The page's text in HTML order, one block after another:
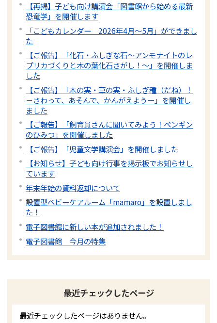
【再掲】子ども向け講演会「図書館から始める最新
恐竜学」を開催します
「こどもカレンダー 2026年4月～5月」ができまし
た
【ご報告】「化石・ふしぎな石～アンモナイトのレ
プリカづくりと木の葉化石さがし！～」を開催しま
した
【ご報告】「木の実・草の実・ふしぎ種（だね）！
－さわって、あそんで、かんがえようー」を開催し
ました
【ご報告】「飼育員さんに聞いてみよう！ペンギン
のひみつ」を開催しました
【ご報告】「児童文学講演会」を開催しました
【お知らせ】子ども向け行事を掲示板でお知らせし
ています
年末年始の資料返却について
設置型ベビーケアルーム「mamaro」を設置しまし
た！
電子図書館に新しい本が追加されました！
電子図書館 今月の特集
最近チェックしたページ
最近チェックしたページはありません。